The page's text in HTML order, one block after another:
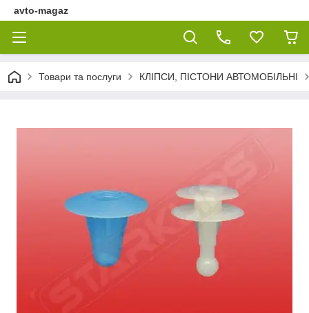
avto-magaz
Товари та послуги КЛІПСИ, ПІСТОНИ АВТОМОБІЛЬНІ